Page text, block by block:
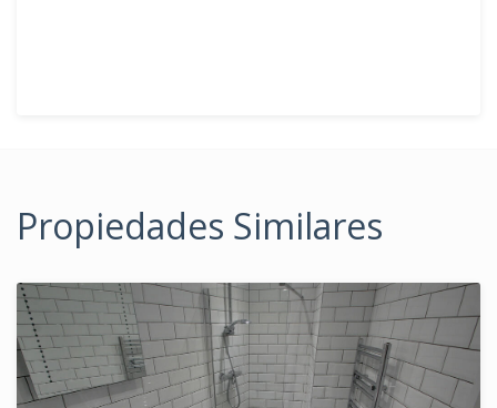
Propiedades Similares